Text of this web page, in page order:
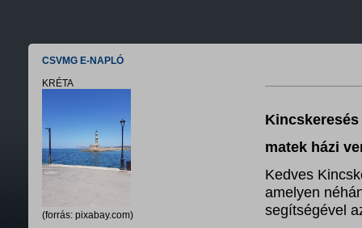
CSVMG E-NAPLÓ
KRÉTA
(forrás: pixabay.com)
matek házi
Kedves
amelyen
segítségével